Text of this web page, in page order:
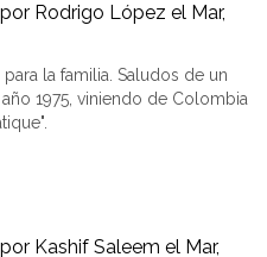
Rodrigo López el Mar,
la familia. Saludos de un
1975, viniendo de Colombia
Kashif Saleem el Mar,